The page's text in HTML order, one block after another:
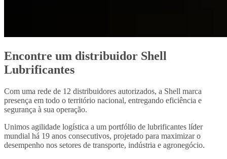
Encontre um distribuidor Shell
Lubrificantes
Com uma rede de 12 distribuidores autorizados, a Shell marca
presença em todo o território nacional, entregando eficiência e
segurança à sua operação.
Unimos agilidade logística a um portfólio de lubrificantes líder
mundial há 19 anos consecutivos, projetado para maximizar o
desempenho nos setores de transporte, indústria e agronegócio.